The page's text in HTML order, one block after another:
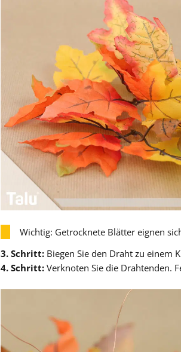
Wichtig: Getrocknete Blätter eignen
3. Schritt: Biegen Sie den Draht zu einem
4. Schritt: Verknoten Sie die Drahtenden.